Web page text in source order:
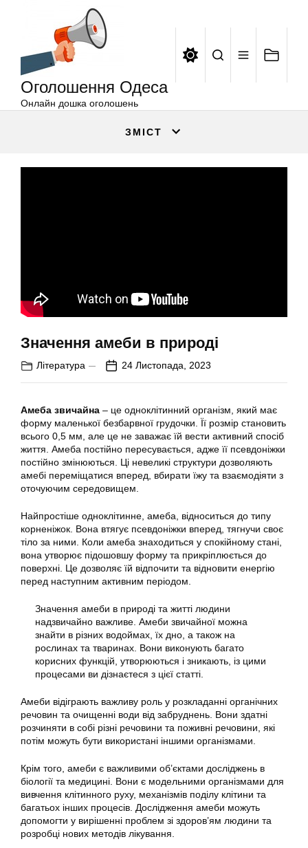
Оголошення Одеса
Онлайн дошка оголошень
ЗМІСТ
Значення амеби в природі
Література 24 Листопада, 2023
Амеба звичайна – це одноклітинний організм, який має
форму маленької безбарвної грудочки. Її розмір становить
всього 0,5 мм, але це не заважає їй вести активний спосіб
життя. Амеба постійно пересувається, адже її псевдоніжки
постійно змінюються. Ці невеликі структури дозволяють
амебі переміщатися вперед, вбирати їжу та взаємодіяти з
оточуючим середовищем.
Найпростіше одноклітинне, амеба, відноситься до типу
корненіжок. Вона втягує псевдоніжки вперед, тягнучи своє
тіло за ними. Коли амеба знаходиться у спокійному стані,
вона утворює підошовшу форму та прикріплюється до
поверхні. Це дозволяє їй відпочити та відновити енергію
перед наступним активним періодом.
Значення амеби в природі та житті людини
надзвичайно важливе. Амеби звичайної можна
знайти в різних водоймах, їх дно, а також на
рослинах та тваринах. Вони виконують багато
корисних функцій, утворюються і зникають, із цими
процесами ви дізнаєтеся з цієї статті.
Амеби відіграють важливу роль у розкладанні органічних
речовин та очищенні води від забруднень. Вони здатні
розчиняти в собі різні речовини та поживні речовини, які
потім можуть бути використані іншими організмами.
Крім того, амеби є важливими об’єктами досліджень в
біології та медицині. Вони є модельними організмами для
вивчення клітинного руху, механізмів поділу клітини та
багатьох інших процесів. Дослідження амеби можуть
допомогти у вирішенні проблем зі здоров’ям людини та
розробці нових методів лікування.